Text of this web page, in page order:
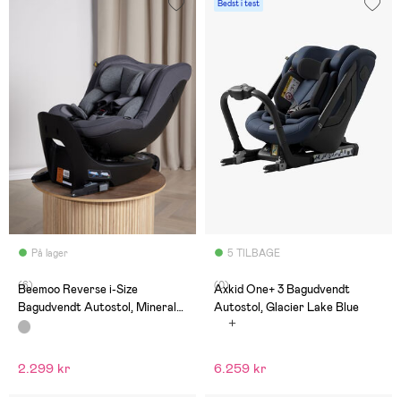
På lager
(6)
Beemoo Reverse i-Size
Bagudvendt Autostol, Mineral
Grey
2.299 kr
Bedst i test
5 TILBAGE
(0)
Axkid One+ 3 Bagudvendt
Autostol, Glacier Lake Blue
6.259 kr